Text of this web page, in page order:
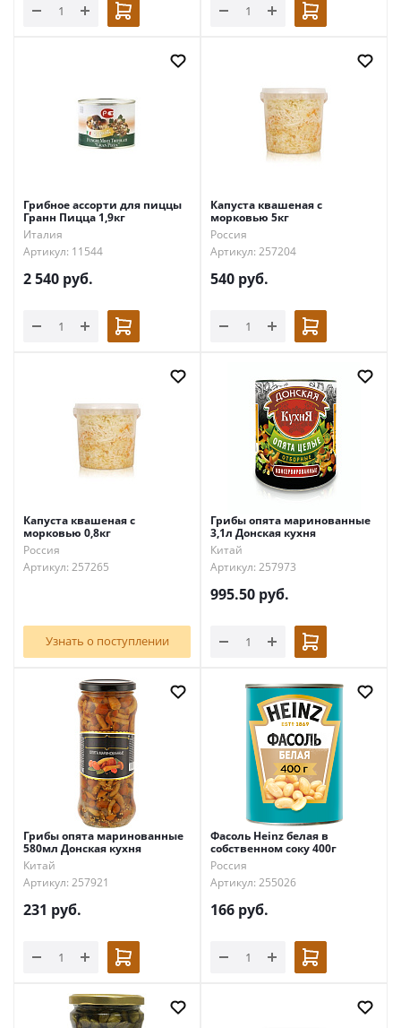
Грибное ассорти для пиццы
Гранн Пицца 1,9кг
Италия
Артикул: 11544
2 540 руб.
Капуста квашеная с
морковью 5кг
Россия
Артикул: 257204
540 руб.
Капуста квашеная с
морковью 0,8кг
Россия
Артикул: 257265
Узнать о поступлении
Грибы опята маринованные
3,1л Донская кухня
Китай
Артикул: 257973
995.50 руб.
Грибы опята маринованные
580мл Донская кухня
Китай
Артикул: 257921
231 руб.
Фасоль Heinz белая в
собственном соку 400г
Россия
Артикул: 255026
166 руб.